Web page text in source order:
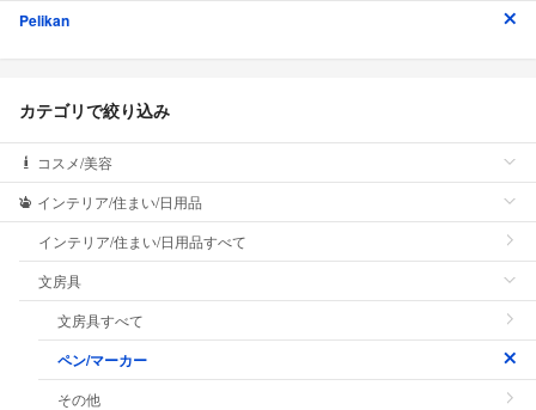
Pelikan
カテゴリで絞り込み
コスメ/美容
インテリア/住まい/日用品
インテリア/住まい/日用品すべて
文房具
文房具すべて
ペン/マーカー
その他